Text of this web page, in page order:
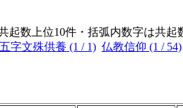
起数上位10件・括弧内数字は共
五字文殊供養 (1 / 1) 仏教信仰 (1 / 54)